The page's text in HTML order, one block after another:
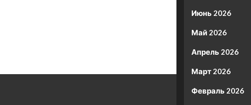
Июнь 2026
Май 2026
Апрель 2026
Март 2026
Февраль 2026